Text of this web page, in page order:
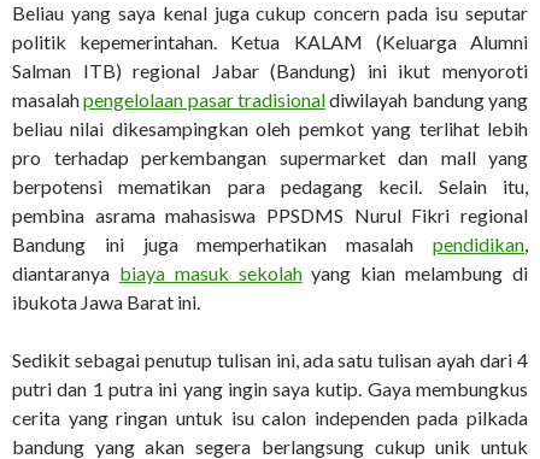
Beliau yang saya kenal juga cukup concern pada isu seputar
politik kepemerintahan. Ketua KALAM (Keluarga Alumni
Salman ITB) regional Jabar (Bandung) ini ikut menyoroti
masalahpengelolaan pasar tradisionaldiwilayah bandung yang
beliau nilai dikesampingkan oleh pemkot yang terlihat lebih
pro terhadap perkembangan supermarket dan mall yang
berpotensi mematikan para pedagang kecil. Selain itu,
pembina asrama mahasiswa PPSDMS Nurul Fikri regional
Bandung ini juga memperhatikan masalah pendidikan,
diantaranya biaya masuk sekolahyang kian melambung di
ibukota Jawa Barat ini.
Sedikit sebagai penutup tulisan ini, ada satu tulisan ayah dari 4
putri dan 1 putra ini yang ingin saya kutip. Gaya membungkus
cerita yang ringan untuk isu calon independen pada pilkada
bandung yang akan segera berlangsung cukup unik untuk